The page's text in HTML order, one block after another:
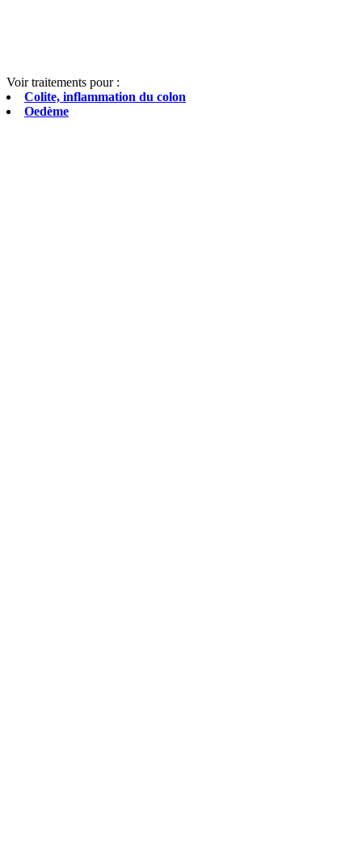
Voir traitements pour :
Colite, inflammation du colon
Oedème